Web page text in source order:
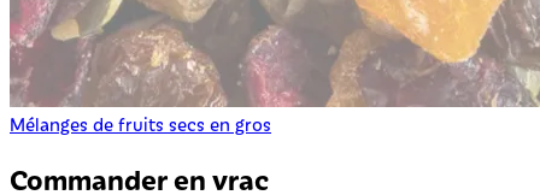
Mélanges de fruits secs en gros
Commander en vrac